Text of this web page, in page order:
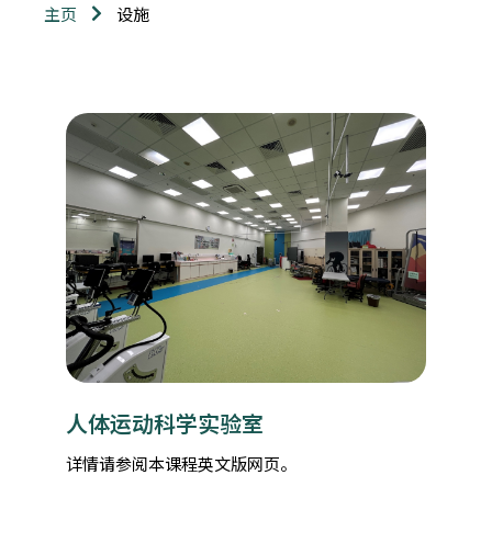
主页 设施
人体运动科学实验室
详情请参阅本课程英文版网页。